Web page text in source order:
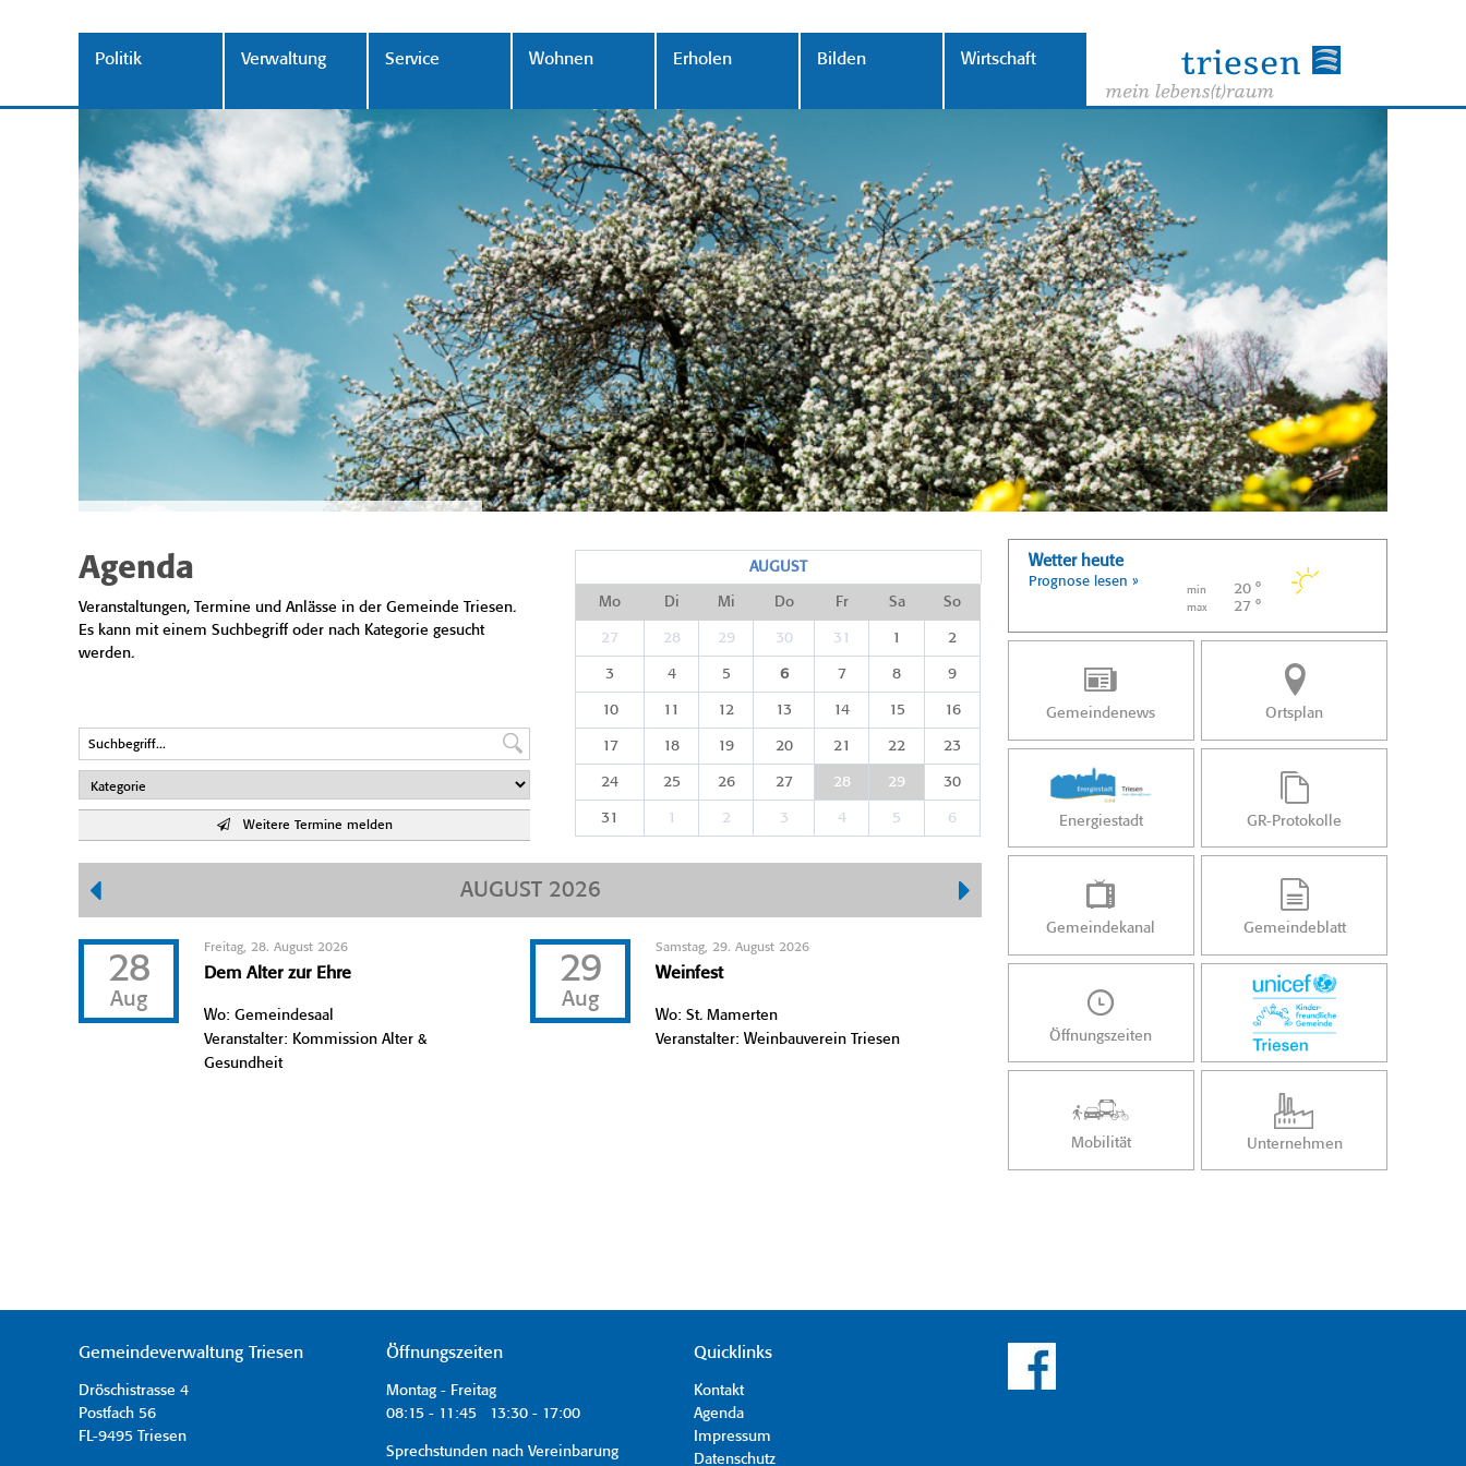
Politik Verwaltung Service Wohnen Erholen Bilden Wirtschaft
Agenda
Veranstaltungen, Termine und Anlässe in der Gemeinde Triesen.
Es kann mit einem Suchbegriff oder nach Kategorie gesucht
werden.
Weitere Termine melden
AUGUST
Mo Di Mi Do Fr Sa So
27 28 29 30 31 1 2
3 4 5 6 7 8 9
10 11 12 13 14 15 16
17 18 19 20 21 22 23
24 25 26 27 28 29 30
31 1 2 3 4 5 6
AUGUST 2026
28
Aug
Freitag, 28. August 2026
Dem Alter zur Ehre
Wo: Gemeindesaal
Veranstalter: Kommission Alter &
Gesundheit
29
Aug
Samstag, 29. August 2026
Weinfest
Wo: St. Mamerten
Veranstalter: Weinbauverein Triesen
Wetter heute
Prognose lesen »
min 20 °
max 27 °
Gemeindenews Ortsplan
Energiestadt GR-Protokolle
Gemeindekanal Gemeindeblatt
Öffnungszeiten
Mobilität Unternehmen
Gemeindeverwaltung Triesen
Dröschistrasse 4
Postfach 56
FL-9495 Triesen
Öffnungszeiten
Montag - Freitag
08:15 - 11:45 13:30 - 17:00
Sprechstunden nach Vereinbarung
Quicklinks
Kontakt
Agenda
Impressum
Datenschutz